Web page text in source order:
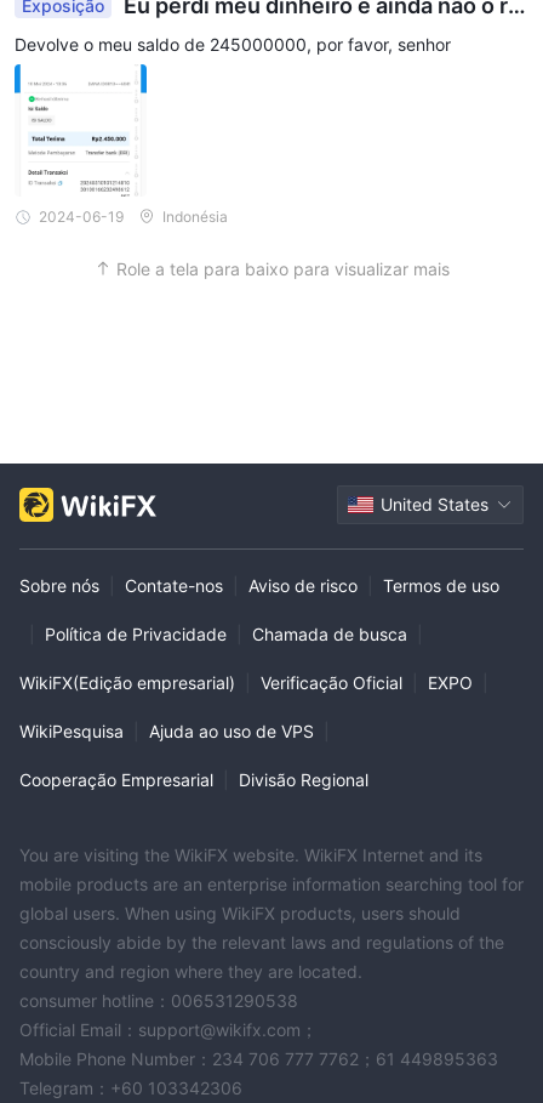
Exposição
Eu perdi meu dinheiro e ainda não o re
cuperei
Devolve o meu saldo de 245000000, por favor, senhor
2024-06-19 Indonésia
Role a tela para baixo para visualizar mais
United States
Sobre nós Contate-nos Aviso de risco Termos de uso
Política de Privacidade Chamada de busca
WikiFX(Edição empresarial) Verificação Oficial EXPO
WikiPesquisa Ajuda ao uso de VPS
Cooperação Empresarial Divisão Regional
You are visiting the WikiFX website. WikiFX Internet and its
mobile products are an enterprise information searching tool for
global users. When using WikiFX products, users should
consciously abide by the relevant laws and regulations of the
country and region where they are located.
consumer hotline：006531290538
Official Email：support@wikifx.com；
Mobile Phone Number：234 706 777 7762；61 449895363
Telegram：+60 103342306